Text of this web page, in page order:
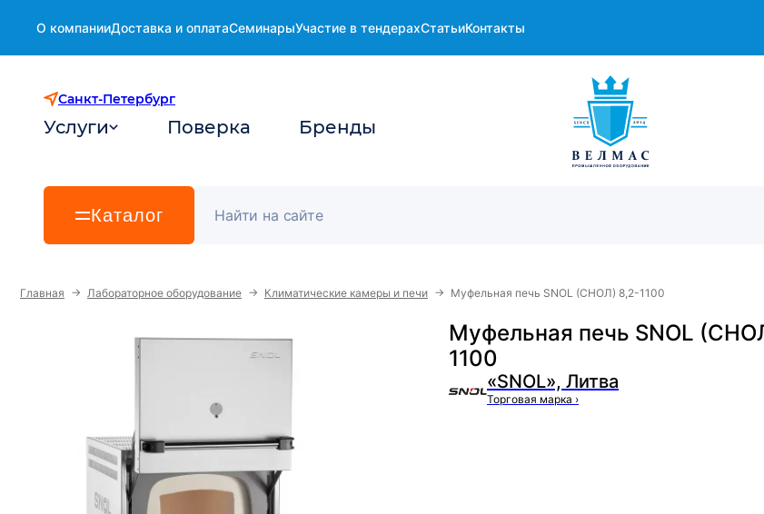
О компанииДоставка и оплатаСеминарыУчастие в тендерахСтатьиКонтакты
Санкт-Петербург
Услуги Поверка Бренды
Каталог
Главная → Лабораторное оборудование → Климатические камеры и печи → Муфельная печь SNOL (СНОЛ) 8,2-1100
Муфельная печь SNOL
1100
«SNOL», Литва
Торговая марка ›